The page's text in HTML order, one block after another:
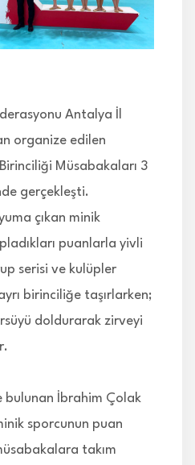
Antalya İl
organize edilen
Müsabakaları 3
gerçekleşti.
çıkan minik
puanlarla yivli
serisi ve kulüpler
birinciliğe taşırlarken;
doldurarak zirveyi
bulunan İbrahim Çolak
sporcunun puan
takım